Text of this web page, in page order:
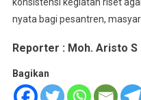
nyata bagi pesantren,
Reporter : Moh. Aristo S
Bagikan